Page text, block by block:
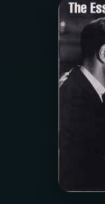
PODCASTS
ÚLTIMAS